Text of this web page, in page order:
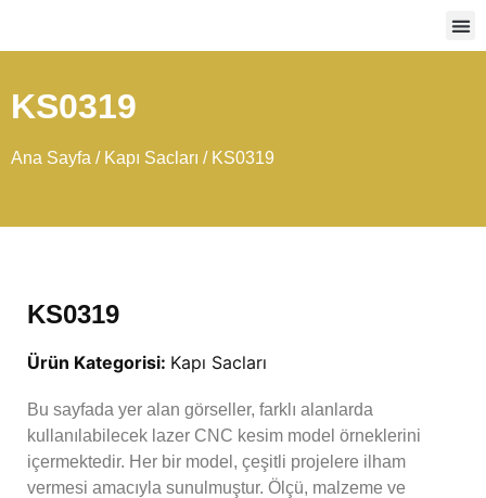
KS0319
Ana Sayfa / Kapı Sacları / KS0319
KS0319
Ürün Kategorisi: Kapı Sacları
Bu sayfada yer alan görseller, farklı alanlarda
kullanılabilecek lazer CNC kesim model örneklerini
içermektedir. Her bir model, çeşitli projelere ilham
vermesi amacıyla sunulmuştur. Ölçü, malzeme ve